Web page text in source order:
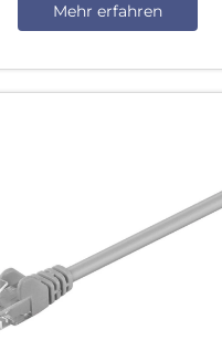
Mehr erfahren